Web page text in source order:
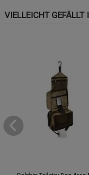
VIELLEICHT GEFÄLLT